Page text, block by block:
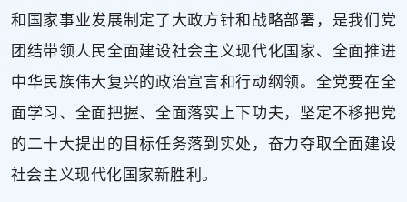
和国家事业发展制定了大政方针和战略部署，是我们党
团结带领人民全面建设社会主义现代化国家、全面推进
中华民族伟大复兴的政治宣言和行动纲领。全党要在全
面学习、全面把握、全面落实上下功夫，坚定不移把党
的二十大提出的目标任务落到实处，奋力夺取全面建设
社会主义现代化国家新胜利。